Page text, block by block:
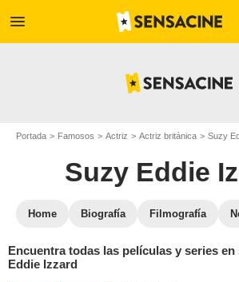
menu
Portada Famosos Actriz Actriz británica Suzy
Suzy Eddie
Home Biografía Filmografía
Encuentra todas las películas y series
Eddie Izzard